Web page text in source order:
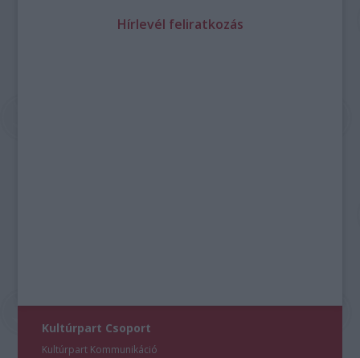
Hírlevél feliratkozás
Kultúrpart Csoport
Kultúrpart Kommunikáció